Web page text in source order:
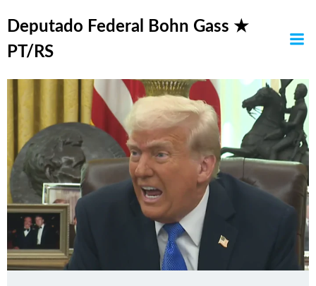
para
Deputado Federal Bohn Gass ★
PT/RS
Posts in comércio